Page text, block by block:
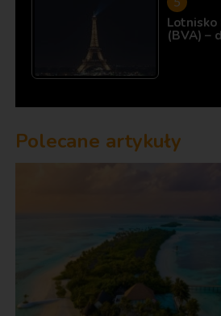
Lotnisko
(BVA) –
Polecane artykuły